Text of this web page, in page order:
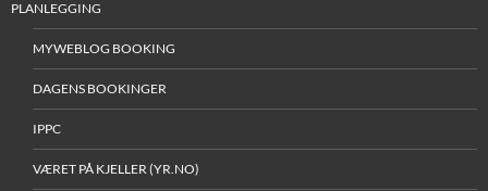
PLANLEGGING
MYWEBLOG BOOKING
DAGENS BOOKINGER
IPPC
VÆRET PÅ KJELLER (YR.NO)